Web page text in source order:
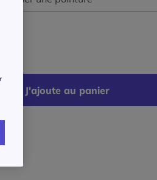
dans 3 semaines
J'ajoute au panier